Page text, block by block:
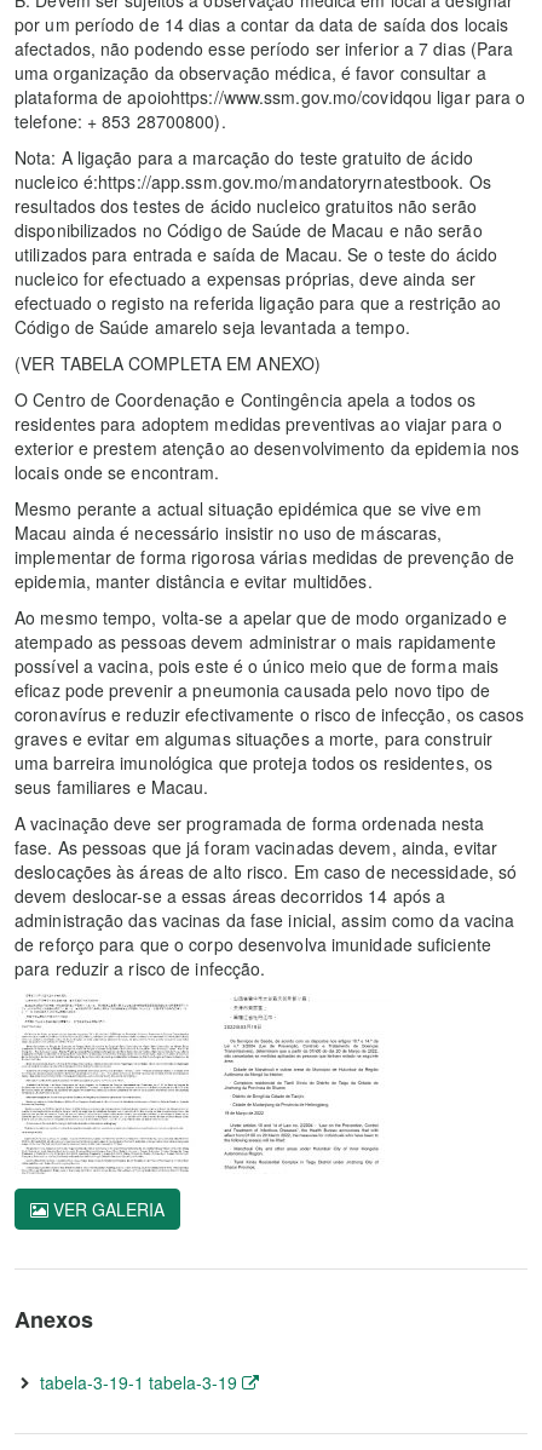
por um período de 14 dias a contar da data de saída dos locais
afectados, não podendo esse período ser inferior a 7 dias (Para
uma organização da observação médica, é favor consultar a
plataforma de apoiohttps://www.ssm.gov.mo/covidqou ligar para o
telefone: + 853 28700800).
Nota: A ligação para a marcação do teste gratuito de ácido
nucleico é:https://app.ssm.gov.mo/mandatoryrnatestbook. Os
resultados dos testes de ácido nucleico gratuitos não serão
disponibilizados no Código de Saúde de Macau e não serão
utilizados para entrada e saída de Macau. Se o teste do ácido
nucleico for efectuado a expensas próprias, deve ainda ser
efectuado o registo na referida ligação para que a restrição ao
Código de Saúde amarelo seja levantada a tempo.
(VER TABELA COMPLETA EM ANEXO)
O Centro de Coordenação e Contingência apela a todos os
residentes para adoptem medidas preventivas ao viajar para o
exterior e prestem atenção ao desenvolvimento da epidemia nos
locais onde se encontram.
Mesmo perante a actual situação epidémica que se vive em
Macau ainda é necessário insistir no uso de máscaras,
implementar de forma rigorosa várias medidas de prevenção de
epidemia, manter distância e evitar multidões.
Ao mesmo tempo, volta-se a apelar que de modo organizado e
atempado as pessoas devem administrar o mais rapidamente
possível a vacina, pois este é o único meio que de forma mais
eficaz pode prevenir a pneumonia causada pelo novo tipo de
coronavírus e reduzir efectivamente o risco de infecção, os casos
graves e evitar em algumas situações a morte, para construir
uma barreira imunológica que proteja todos os residentes, os
seus familiares e Macau.
A vacinação deve ser programada de forma ordenada nesta
fase. As pessoas que já foram vacinadas devem, ainda, evitar
deslocações às áreas de alto risco. Em caso de necessidade, só
devem deslocar-se a essas áreas decorridos 14 após a
administração das vacinas da fase inicial, assim como da vacina
de reforço para que o corpo desenvolva imunidade suficiente
para reduzir a risco de infecção.
VER GALERIA
Anexos
tabela-3-19-1 tabela-3-19